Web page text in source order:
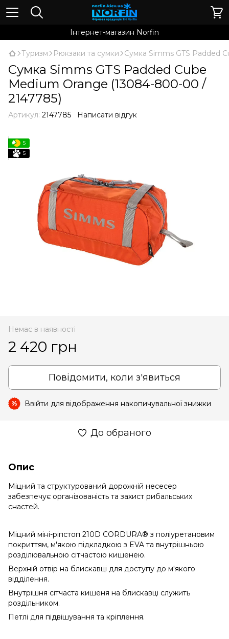
Інтернет-магазин Norfin
Туризм Рюкзаки та сумки Сумка Simms GTS Padded
Сумка Simms GTS Padded Cube
Medium Orange (13084-800-00 /
2147785)
Артикул: 2147785 Написати відгук
5
5
Немає в наявності
2 420 грн
Повідомити, коли з'явиться
% Ввійти для відображення накопичувальної знижки
До обраного
Опис
Міцний та структурований дорожній несесер
забезпечує організованість та захист рибальських
снастей.
Міцний міні-ріпстоп 210D CORDURA® з поліуретановим
покриттям, м'якою підкладкою з EVA та внутрішньою
розділювальною сітчастою кишенею.
Верхній отвір на блискавці для доступу до м'якого
відділення.
Внутрішня сітчаста кишеня на блискавці служить
роздільником.
Петлі для підвішування та кріплення.